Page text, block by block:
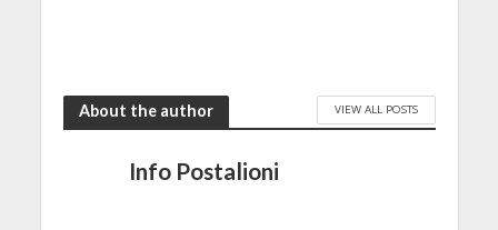
About the author VIEW ALL POSTS
Info Postalioni